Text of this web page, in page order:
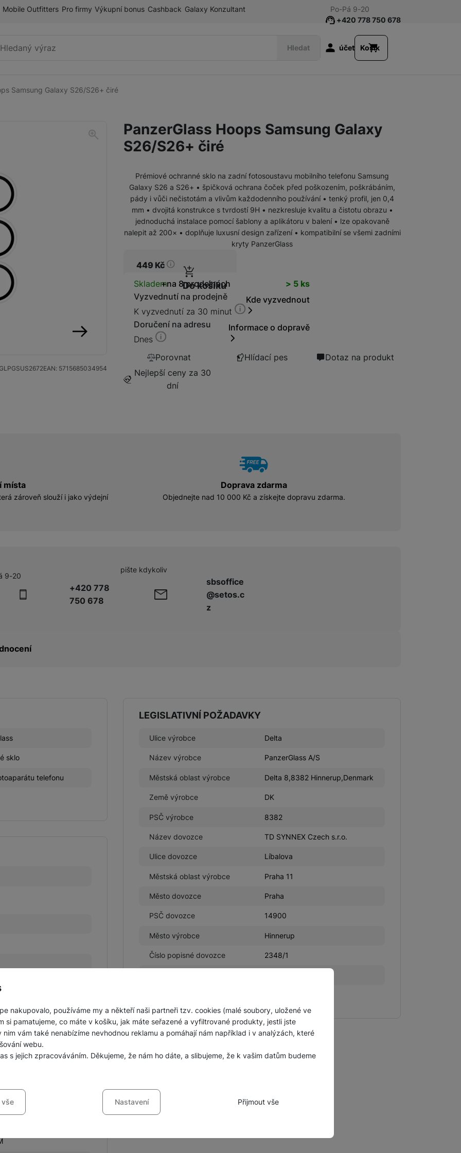
nakupovalo, používáme my a někteří naši partneři tzv. cookies (malé soubory, uložené ve
si pamatujeme, co máte v košíku, jak máte seřazené a vyfiltrované produkty, jestli jste
nim vám také nenabízíme nevhodnou reklamu a pomáhají nám například i v analýzách, které
webu.
s jejich zpracováváním. Děkujeme, že nám ho dáte, a slibujeme, že k vašim datům budeme
s kategoriemi cookies
náš web nebude fungovat
váš průchod nákupním košíkem, porovnávání produktů a další nezbytné funkce.
vše Nastavení Přijmout vše
Mobile Outfitters Pro firmy Výkupní bonus Cashback Galaxy Konzultant
Vyhledávání Hledat
Příslušenství k mobilnímu
Fólie a tvrzená skla Klávesnice
Příslušenství k chytrým
Nabíječky k chytrým hodinkám Nabíječky
Síťové nabíječky
Nabíječky k chytrým hodinkám
Flash disky a SSD disky
+420 778 750 678
Po-Pá 9-20
Uživatelská
účet Košík
Samsung Galaxy S26/S26+ čiré
PanzerGlass Hoops Samsung Galaxy
S26/S26+ čiré
Prémiové ochranné sklo na zadní fotosoustavu mobilního telefonu Samsung
Galaxy S26 a S26+ • špičková ochrana čoček před poškozením, poškrábáním,
pády i vůči nečistotám a vlivům každodenního používání • tenký profil, jen 0,4
mm • dvojitá konstrukce s tvrdostí 9H • nezkresluje kvalitu a čistotu obrazu •
jednoduchá instalace pomocí šablony a aplikátoru v balení • lze opakovaně
nalepit až 200× • doplňuje luxusní design zařízení • kompatibilní se všemi zadními
kryty PanzerGlass
449 Kč
Do košíku
Dostupnost
Sklademna 8 prodejnách
> 5 ks
Vyzvednutí na prodejně
K vyzvednutí za 30 minut
Kde vyzvednout
Doručení na adresu
Dnes
Informace o dopravě
Porovnat Hlídací pes
Dotaz na produkt
Nejlepší ceny za 30
dní
EAN: 5715685034954
místa
zároveň slouží i jako výdejní
Doprava zdarma
Objednejte nad 10 000 Kč a získejte dopravu zdarma.
9-20
+420 778
750 678
pište kdykoliv
sbsoffice
@setos.c
z
sklo
telefonu
LEGISLATIVNÍ POŽADAVKY
Ulice výrobce Delta
Název výrobce PanzerGlass A/S
Městská oblast výrobce Delta 8,8382 Hinnerup,Denmark
Země výrobce DK
PSČ výrobce 8382
Název dovozce TD SYNNEX Czech s.r.o.
Ulice dovozce Líbalova
Městská oblast výrobce Praha 11
Město dovozce Praha
PSČ dovozce 14900
Město výrobce Hinnerup
Číslo popisné dovozce 2348/1